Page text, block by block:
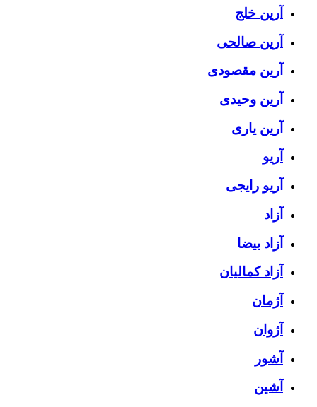
آرین خلج
آرین صالحی
آرین مقصودی
آرین وحیدی
آرین یاری
آریو
آریو رایجی
آزاد
آزاد بیضا
آزاد کمالیان
آژمان
آژوان
آشور
آشین